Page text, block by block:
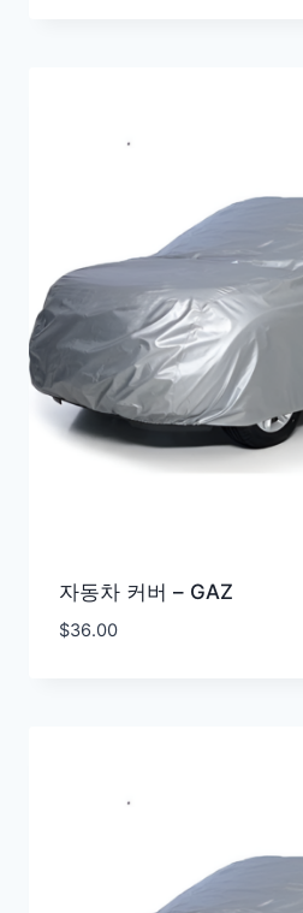
자동차 커버 – GAZ
$36.00